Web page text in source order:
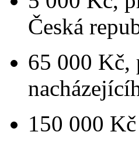
Česká
65 000 Kč,
150 000